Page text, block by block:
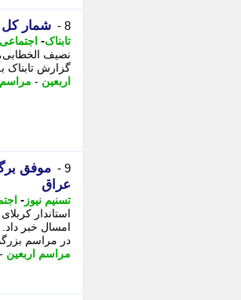
8 - شمار کل
تابناک- اجتماعی
گزارش تابناک به نقل از تسنیم، 22
اربعین - مراسم
9 -
عراق
تسنیم نیوز -
در مراسم
مراسم اربعین -